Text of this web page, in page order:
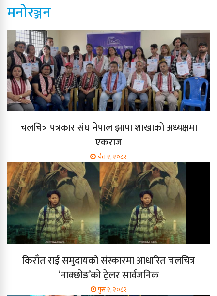
मनोरञ्जन
चलचित्र पत्रकार संघ नेपाल झापा शाखाको अध्यक्षमा
एकराज
चैत २, २०८२
किराँत राई समुदायको संस्कारमा आधारित चलचित्र
‘नाक्छोङ’को ट्रेलर सार्वजनिक
पुस २, २०८२